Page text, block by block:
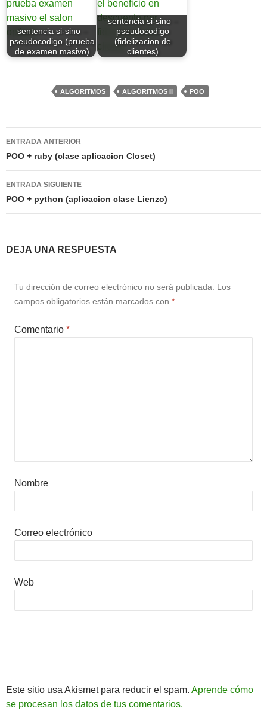
sentencia si-sino –
pseudocodigo (prueba
de examen masivo)
sentencia si-sino –
pseudocodigo
(fidelizacion de
clientes)
ALGORITMOS ALGORITMOS II POO
Navegación
de
entradas
ENTRADA ANTERIOR
POO + ruby (clase aplicacion Closet)
ENTRADA SIGUIENTE
POO + python (aplicacion clase Lienzo)
DEJA UNA RESPUESTA
Tu dirección de correo electrónico no será publicada. Los
campos obligatorios están marcados con *
Comentario *
Nombre
Correo electrónico
Web
Este sitio usa Akismet para reducir el spam. Aprende cómo
se procesan los datos de tus comentarios.